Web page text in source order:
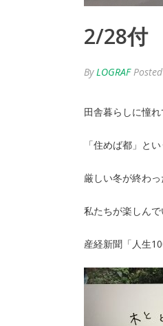
2/28付
ByLOGRAF Posted
田舎暮らしに憧
「住めば都」と
厳しい冬が終わ
私たちが楽しん
産経新聞「人生